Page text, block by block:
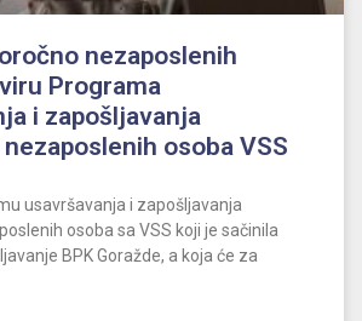
nezaposlenih
Programa
i zapošljavanja
osoba VSS
usavršavanja i zapošljavanja
osoba sa VSS koji je sačinila
BPK Goražde, a koja će za